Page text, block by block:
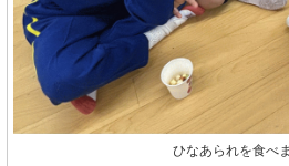
ひなあられを食べ